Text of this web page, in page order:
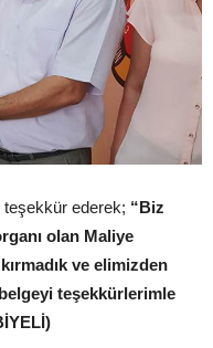
teşekkür ederek; “Biz
olan Maliye
ve elimizden
teşekkürlerimle